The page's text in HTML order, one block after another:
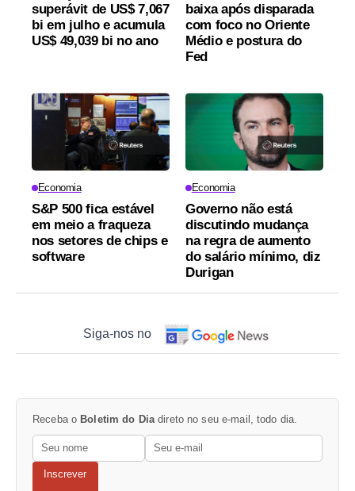
superávit de US$ 7,067
bi em julho e acumula
US$ 49,039 bi no ano
baixa após disparada
com foco no Oriente
Médio e postura do
Fed
Economia
S&P 500 fica estável
em meio a fraqueza
nos setores de chips e
software
Economia
Governo não está
discutindo mudança
na regra de aumento
do salário mínimo, diz
Durigan
Siga-nos no
Receba o Boletim do Diadireto no seu e-mail, todo dia.
Inscrever